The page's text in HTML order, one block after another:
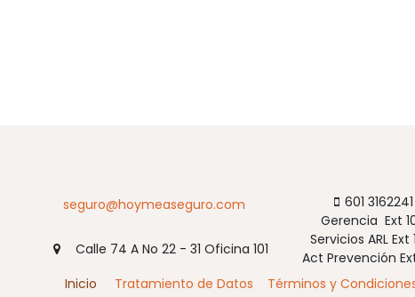
Inicio Tratamiento de Datos Términos y
seguro@hoymeaseguro.com
601 3162241​​
Gerencia Ext
Servicios ARL Ext
Act Prevención
Calle 74 A No 22 - 31 Oficina 101